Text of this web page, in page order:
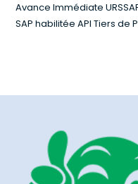
Avance Immédiate
SAP habilitée API Tiers de